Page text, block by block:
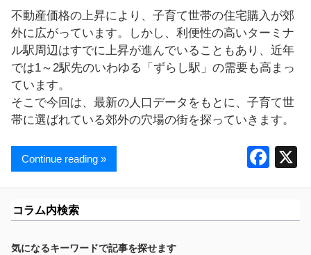
不動産価格の上昇により、子育て世帯の住宅購入が郊
外に広がっています。しかし、利便性の高いターミナ
ル駅周辺はすでに上昇が進んでいることもあり、近年
では1～2駅先のいわゆる「ずらし駅」の需要も高まっ
ています。
そこで今回は、最新の人口データをもとに、子育て世
帯に選ばれている郊外の穴場の街を探っていきます。
F
e
Continue reading »
コラム内検索
気になるキーワードで記事を探せます